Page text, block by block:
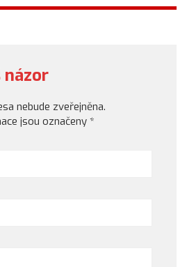
názor
nebude zveřejněna.
jsou označeny *